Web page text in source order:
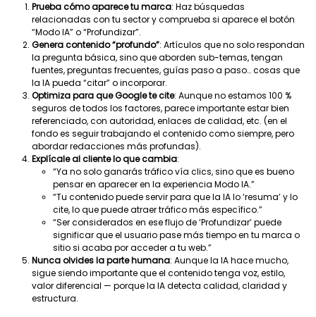
Prueba cómo aparece tu marca: Haz búsquedas
relacionadas con tu sector y comprueba si aparece el botón
“Modo IA” o “Profundizar”.
Genera contenido “profundo”: Artículos que no solo respondan
la pregunta básica, sino que aborden sub-temas, tengan
fuentes, preguntas frecuentes, guías paso a paso… cosas que
la IA pueda “citar” o incorporar.
Optimiza para que Google te cite: Aunque no estamos 100 %
seguros de todos los factores, parece importante estar bien
referenciado, con autoridad, enlaces de calidad, etc. (en el
fondo es seguir trabajando el contenido como siempre, pero
abordar redacciones más profundas).
Explícale al cliente lo que cambia:
“Ya no solo ganarás tráfico vía clics, sino que es bueno
pensar en aparecer en la experiencia Modo IA.”
“Tu contenido puede servir para que la IA lo ‘resuma’ y lo
cite, lo que puede atraer tráfico más específico.”
“Ser considerados en ese flujo de ‘Profundizar’ puede
significar que el usuario pase más tiempo en tu marca o
sitio si acaba por acceder a tu web.”
Nunca olvides la parte humana: Aunque la IA hace mucho,
sigue siendo importante que el contenido tenga voz, estilo,
valor diferencial — porque la IA detecta calidad, claridad y
estructura.